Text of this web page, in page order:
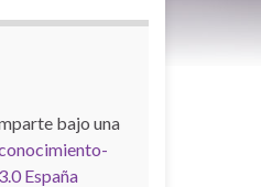
bajo una
España